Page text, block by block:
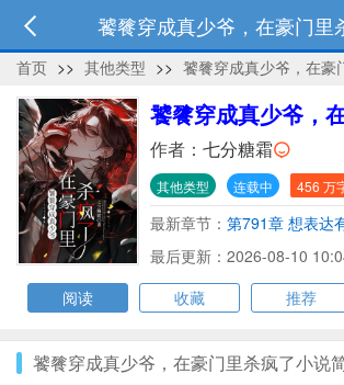
饕餮穿成真少爷，在豪门里
首页 >> 其他类型 >> 饕餮穿成真少爷，在豪
饕餮穿成真少爷，
作者： 七分糖霜
其他类型 连载中 456 万
最新章节： 第791章 想表达
最后更新：2026-08-10
阅读
收藏 推荐
饕餮穿成真少爷，在豪门里杀疯了小说